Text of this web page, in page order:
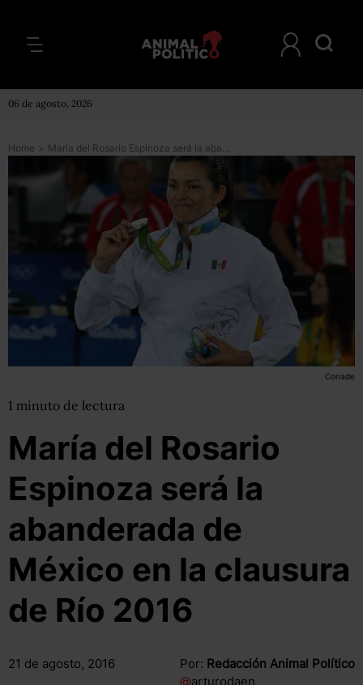
06 de agosto, 2026
Home > María del Rosario Espinoza será la abanderada de México en la clausura de Río 2016
Conade
1 minuto de lectura
María del Rosario
Espinoza será la
abanderada de
México en la clausura
de Río 2016
21 de agosto, 2016 Por: Redacción Animal Político
@arturodaen